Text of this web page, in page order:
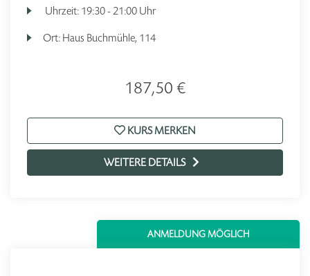
Uhrzeit: 19:30 - 21:00 Uhr
Ort: Haus Buchmühle, 114
187,50 €
KURS MERKEN
WEITERE DETAILS
ANMELDUNG MÖGLICH